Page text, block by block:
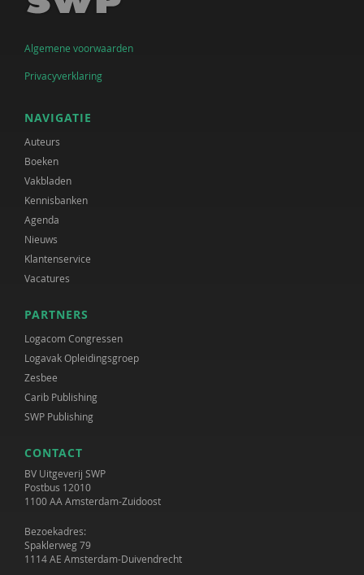
Algemene voorwaarden
Privacyverklaring
NAVIGATIE
Auteurs
Boeken
Vakbladen
Kennisbanken
Agenda
Nieuws
Klantenservice
Vacatures
PARTNERS
Logacom Congressen
Logavak Opleidingsgroep
Zesbee
Carib Publishing
SWP Publishing
CONTACT
BV Uitgeverij SWP
Postbus 12010
1100 AA Amsterdam-Zuidoost
Bezoekadres:
Spaklerweg 79
1114 AE Amsterdam-Duivendrecht